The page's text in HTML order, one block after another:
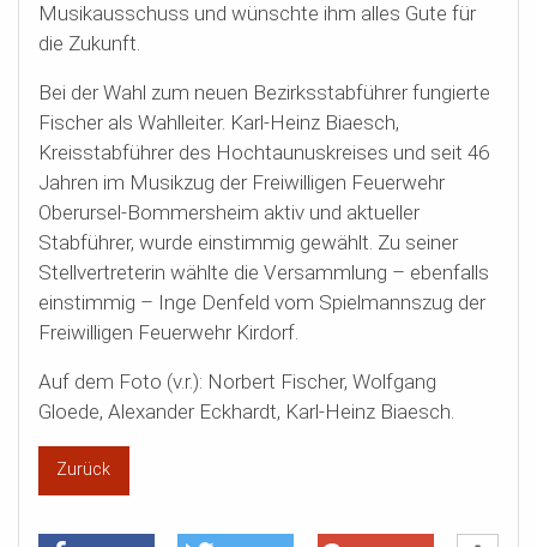
Musikausschuss und wünschte ihm alles Gute für
die Zukunft.
Bei der Wahl zum neuen Bezirksstabführer fungierte
Fischer als Wahlleiter. Karl-Heinz Biaesch,
Kreisstabführer des Hochtaunuskreises und seit 46
Jahren im Musikzug der Freiwilligen Feuerwehr
Oberursel-Bommersheim aktiv und aktueller
Stabführer, wurde einstimmig gewählt. Zu seiner
Stellvertreterin wählte die Versammlung – ebenfalls
einstimmig – Inge Denfeld vom Spielmannszug der
Freiwilligen Feuerwehr Kirdorf.
Auf dem Foto (v.r.): Norbert Fischer, Wolfgang
Gloede, Alexander Eckhardt, Karl-Heinz Biaesch.
Zurück